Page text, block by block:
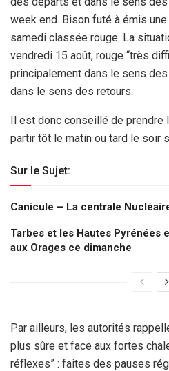
week end. Bison futé à émis
samedi classée rouge. La
vendredi 15 août, rouge “très
principalement dans le sens
dans le sens des retours.
Il est donc conseillé de prendre
partir tôt le matin ou tard le soir
Sur le Sujet:
Canicule – La centrale
Tarbes et les Hautes Pyrénées
aux Orages ce dimanche
Par ailleurs, les autorités
plus sûre et face aux fortes
réflexes” : faites des pauses